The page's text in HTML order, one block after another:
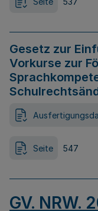
Gesetz zur
Vorkurse zur
Seite 547
GV. NRW.